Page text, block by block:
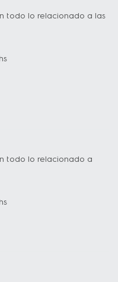
todo lo relacionado a las
todo lo relacionado a